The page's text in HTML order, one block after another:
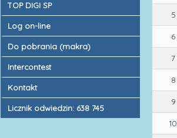
TOP DIGI SP
Log on-line
Do pobrania (makra)
Intercontest
Kontakt
Licznik odwiedzin: 638 745
5
6
7
8
9
10